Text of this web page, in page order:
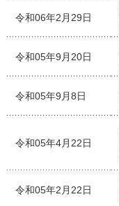
令和06年2月29日
令和05年9月20日
令和05年9月8日
令和05年4月22日
令和05年2月22日